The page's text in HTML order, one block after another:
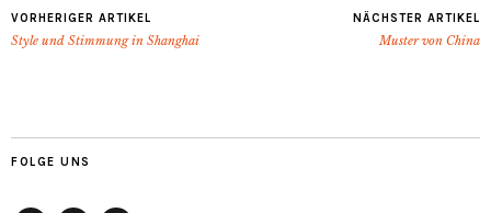
VORHERIGER ARTIKEL
Style und Stimmung in Shanghai
NÄCHSTER ARTIKEL
Muster von China
FOLGE UNS